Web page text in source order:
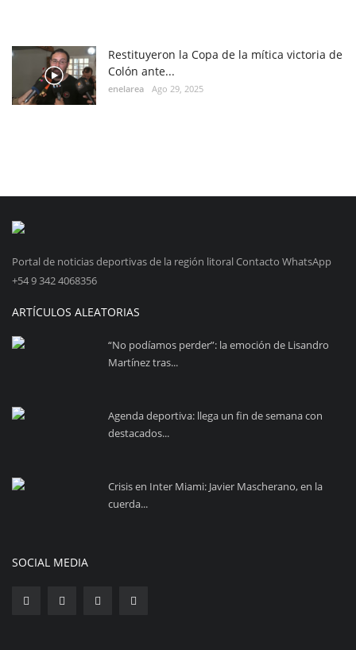
Restituyeron la Copa de la mítica victoria de
Colón ante...
enelarea Ago 29, 2025
Portal de noticias deportivas de la región litoral Contacto WhatsApp
+54 9 342 4068356
ARTÍCULOS ALEATORIAS
“No podíamos perder”: la emoción de Lisandro
Martínez tras...
Agenda deportiva: llega un fin de semana con
destacados...
Crisis en Inter Miami: Javier Mascherano, en la
cuerda...
SOCIAL MEDIA